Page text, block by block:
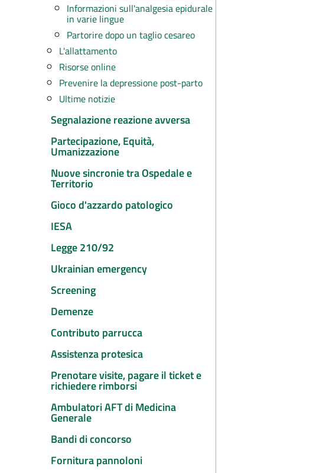
Informazioni sull'analgesia epidurale
in varie lingue
Partorire dopo un taglio cesareo
L'allattamento
Risorse online
Prevenire la depressione post-parto
Ultime notizie
Segnalazione reazione avversa
Partecipazione, Equità,
Umanizzazione
Nuove sincronie tra Ospedale e
Territorio
Gioco d'azzardo patologico
IESA
Legge 210/92
Ukrainian emergency
Screening
Demenze
Contributo parrucca
Assistenza protesica
Prenotare visite, pagare il ticket e
richiedere rimborsi
Ambulatori AFT di Medicina
Generale
Bandi di concorso
Fornitura pannoloni